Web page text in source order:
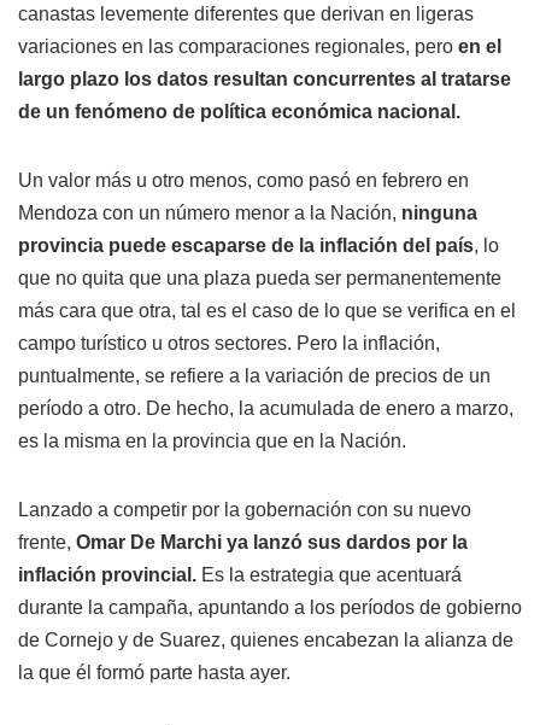
canastas levemente diferentes que derivan en ligeras
variaciones en las comparaciones regionales, pero en el
largo plazo los datos resultan concurrentes al tratarse
de un fenómeno de política económica nacional.
Un valor más u otro menos, como pasó en febrero en
Mendoza con un número menor a la Nación, ninguna
provincia puede escaparse de la inflación del país, lo
que no quita que una plaza pueda ser permanentemente
más cara que otra, tal es el caso de lo que se verifica en el
campo turístico u otros sectores. Pero la inflación,
puntualmente, se refiere a la variación de precios de un
período a otro. De hecho, la acumulada de enero a marzo,
es la misma en la provincia que en la Nación.
Lanzado a competir por la gobernación con su nuevo
frente, Omar De Marchi ya lanzó sus dardos por la
inflación provincial. Es la estrategia que acentuará
durante la campaña, apuntando a los períodos de gobierno
de Cornejo y de Suarez, quienes encabezan la alianza de
la que él formó parte hasta ayer.